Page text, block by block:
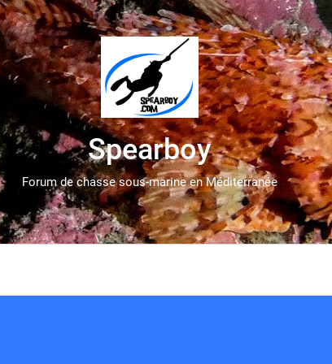
Spearboy
Forum de chasse sous-marine en Méditerranée